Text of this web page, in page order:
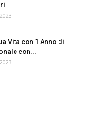
Vita con 1 Anno di
con...